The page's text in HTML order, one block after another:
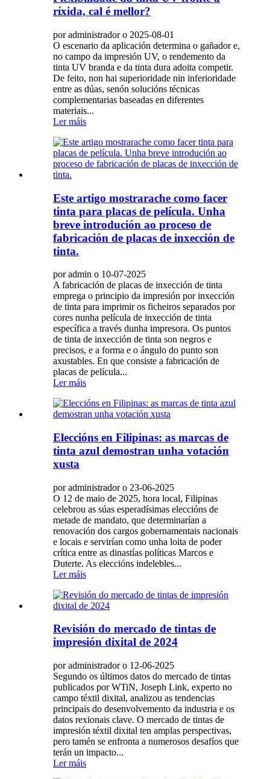
ríxida, cal é mellor?
por administrador o 2025-08-01
O escenario da aplicación determina o gañador e,
no campo da impresión UV, o rendemento da
tinta UV branda e da tinta dura adoita competir.
De feito, non hai superioridade nin inferioridade
entre as dúas, senón solucións técnicas
complementarias baseadas en diferentes
materiais...
Ler máis
Este artigo mostrarache como facer
tinta para placas de película. Unha
breve introdución ao proceso de
fabricación de placas de inxección de
tinta.
por admin o 10-07-2025
A fabricación de placas de inxección de tinta
emprega o principio da impresión por inxección
de tinta para imprimir os ficheiros separados por
cores nunha película de inxección de tinta
específica a través dunha impresora. Os puntos
de tinta de inxección de tinta son negros e
precisos, e a forma e o ángulo do punto son
axustables. En que consiste a fabricación de
placas de película...
Ler máis
Eleccións en Filipinas: as marcas de
tinta azul demostran unha votación
xusta
por administrador o 23-06-2025
O 12 de maio de 2025, hora local, Filipinas
celebrou as súas esperadísimas eleccións de
metade de mandato, que determinarían a
renovación dos cargos gobernamentais nacionais
e locais e servirían como unha loita de poder
crítica entre as dinastías políticas Marcos e
Duterte. As eleccións indelebles...
Ler máis
Revisión do mercado de tintas de
impresión dixital de 2024
por administrador o 12-06-2025
Segundo os últimos datos do mercado de tintas
publicados por WTiN, Joseph Link, experto no
campo téxtil dixital, analizou as tendencias
principais do desenvolvemento da industria e os
datos rexionais clave. O mercado de tintas de
impresión téxtil dixital ten amplas perspectivas,
pero tamén se enfronta a numerosos desafíos que
terán un impacto...
Ler máis